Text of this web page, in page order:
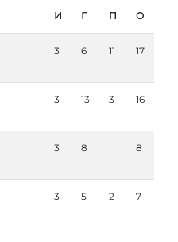
И Г П О
3 6 11 17
3 13 3 16
3 8 8
3 5 2 7